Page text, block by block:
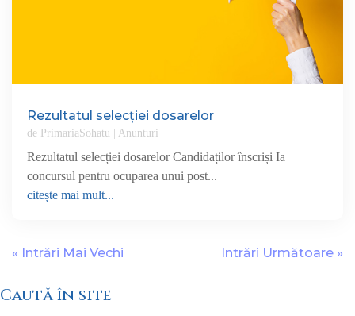
Rezultatul selecției dosarelor
de PrimariaSohatu Anunturi
Rezultatul selecției dosarelor Candidaților înscriși Ia
concursul pentru ocuparea unui post...
citește mai mult...
« Intrări Mai Vechi Intrări Următoare »
Caută în site